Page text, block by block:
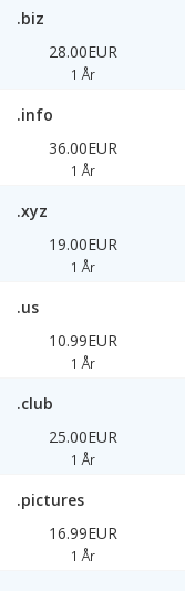
.biz
28.00EUR
1 År
.info
36.00EUR
1 År
.xyz
19.00EUR
1 År
.us
10.99EUR
1 År
.club
25.00EUR
1 År
.pictures
16.99EUR
1 År